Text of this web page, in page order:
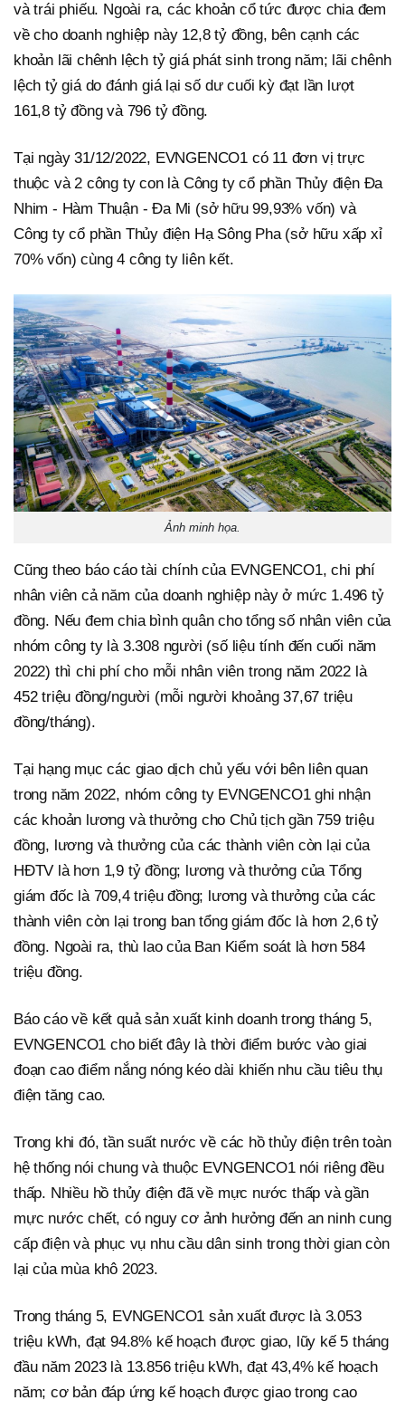
và trái phiếu. Ngoài ra, các khoản cổ tức được chia đem
về cho doanh nghiệp này 12,8 tỷ đồng, bên cạnh các
khoản lãi chênh lệch tỷ giá phát sinh trong năm; lãi chênh
lệch tỷ giá do đánh giá lại số dư cuối kỳ đạt lần lượt
161,8 tỷ đồng và 796 tỷ đồng.
Tại ngày 31/12/2022, EVNGENCO1 có 11 đơn vị trực
thuộc và 2 công ty con là Công ty cổ phần Thủy điện Đa
Nhim - Hàm Thuận - Đa Mi (sở hữu 99,93% vốn) và
Công ty cổ phần Thủy điện Hạ Sông Pha (sở hữu xấp xỉ
70% vốn) cùng 4 công ty liên kết.
Ảnh minh họa.
Cũng theo báo cáo tài chính của EVNGENCO1, chi phí
nhân viên cả năm của doanh nghiệp này ở mức 1.496 tỷ
đồng. Nếu đem chia bình quân cho tổng số nhân viên của
nhóm công ty là 3.308 người (số liệu tính đến cuối năm
2022) thì chi phí cho mỗi nhân viên trong năm 2022 là
452 triệu đồng/người (mỗi người khoảng 37,67 triệu
đồng/tháng).
Tại hạng mục các giao dịch chủ yếu với bên liên quan
trong năm 2022, nhóm công ty EVNGENCO1 ghi nhận
các khoản lương và thưởng cho Chủ tịch gần 759 triệu
đồng, lương và thưởng của các thành viên còn lại của
HĐTV là hơn 1,9 tỷ đồng; lương và thưởng của Tổng
giám đốc là 709,4 triệu đồng; lương và thưởng của các
thành viên còn lại trong ban tổng giám đốc là hơn 2,6 tỷ
đồng. Ngoài ra, thù lao của Ban Kiểm soát là hơn 584
triệu đồng.
Báo cáo về kết quả sản xuất kinh doanh trong tháng 5,
EVNGENCO1 cho biết đây là thời điểm bước vào giai
đoạn cao điểm nắng nóng kéo dài khiến nhu cầu tiêu thụ
điện tăng cao.
Trong khi đó, tần suất nước về các hồ thủy điện trên toàn
hệ thống nói chung và thuộc EVNGENCO1 nói riêng đều
thấp. Nhiều hồ thủy điện đã về mực nước thấp và gần
mực nước chết, có nguy cơ ảnh hưởng đến an ninh cung
cấp điện và phục vụ nhu cầu dân sinh trong thời gian còn
lại của mùa khô 2023.
Trong tháng 5, EVNGENCO1 sản xuất được là 3.053
triệu kWh, đạt 94.8% kế hoạch được giao, lũy kế 5 tháng
đầu năm 2023 là 13.856 triệu kWh, đạt 43,4% kế hoạch
năm; cơ bản đáp ứng kế hoạch được giao trong cao